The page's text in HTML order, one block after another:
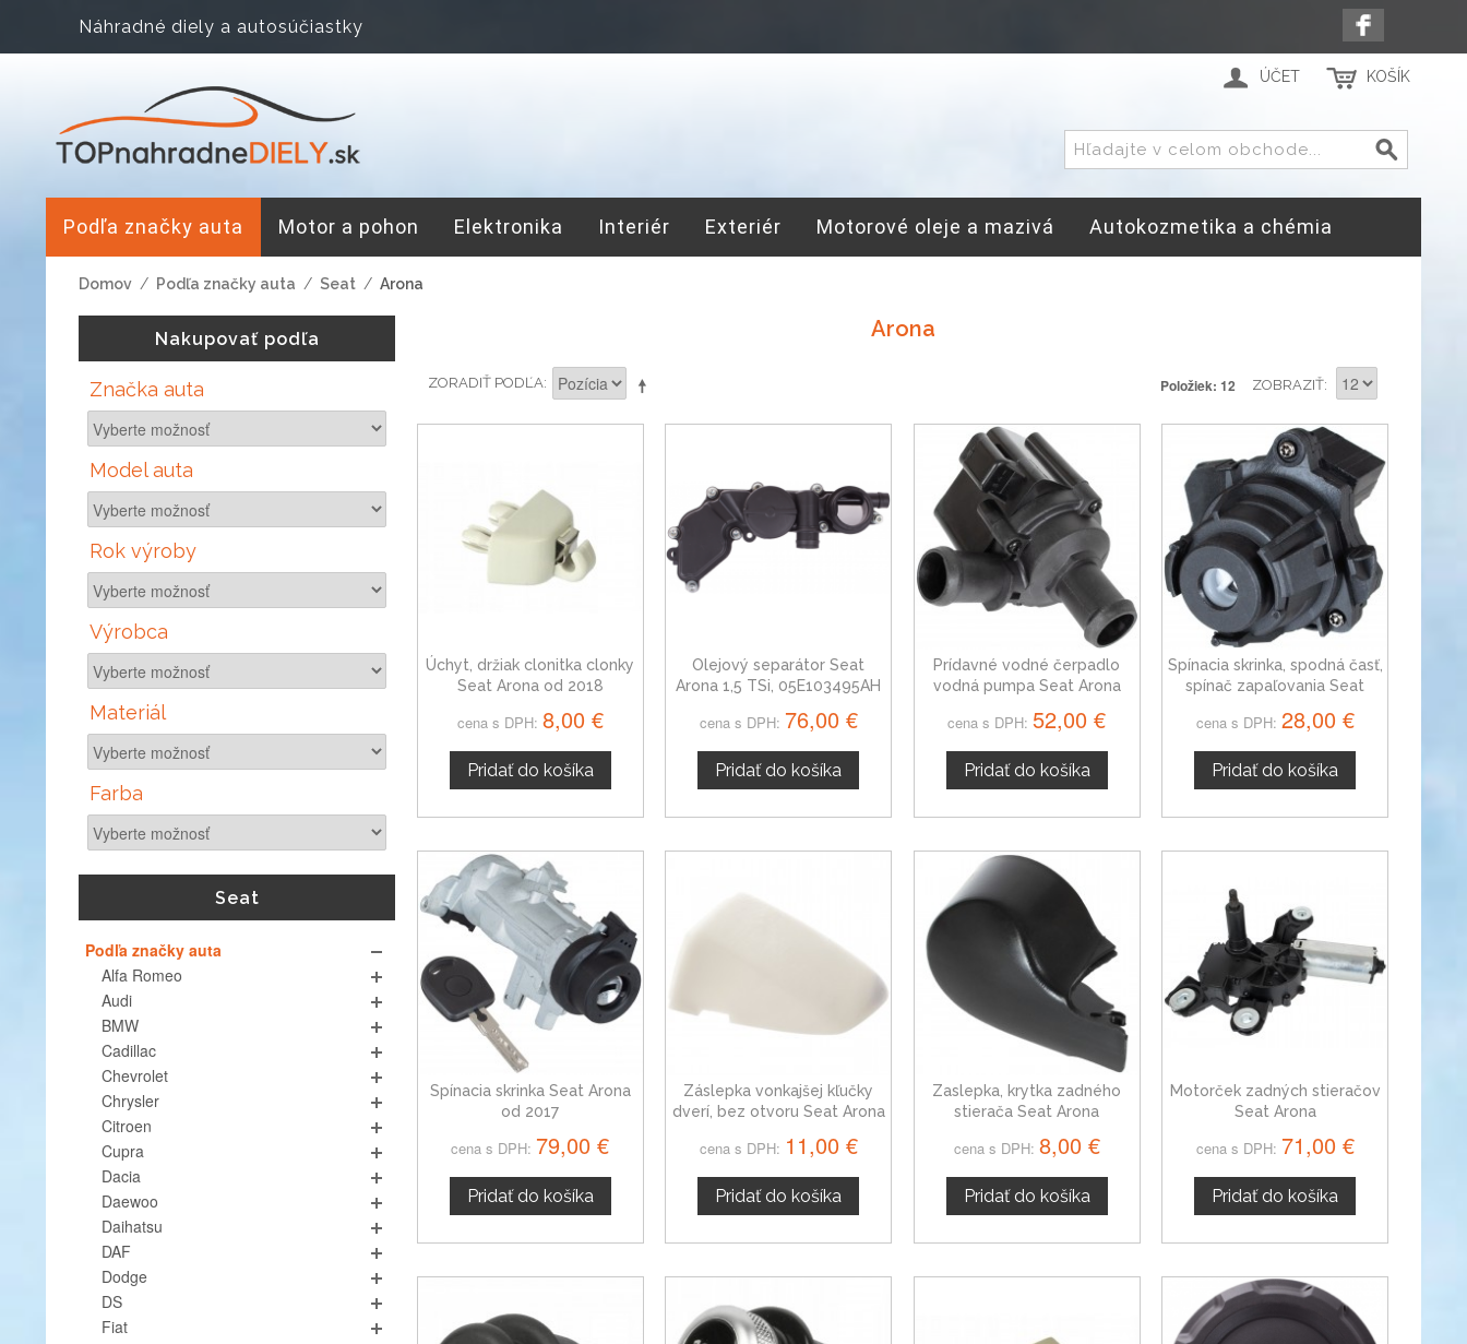
Náhradné diely a autosúčiastky
ÚČET KOŠÍK
Podľa značky auta Motor a pohon Elektronika Interiér Exteriér Motorové oleje a mazivá Autokozmetika a chémia
Domov / Podľa značky auta / Seat / Arona
Nakupovať podľa
Značka auta
Model auta
Rok výroby
Výrobca
Materiál
Farba
Arona
ZORADIŤ PODĽA Položiek: 12 ZOBRAZIŤ
Úchyt, držiak clonitka clonky
Seat Arona od 2018
cena s DPH: 8,00 €
Pridať do košíka
Olejový separátor Seat
Arona 1,5 TSi, 05E103495AH
cena s DPH: 76,00 €
Pridať do košíka
Prídavné vodné čerpadlo
vodná pumpa Seat Arona
cena s DPH: 52,00 €
Pridať do košíka
Spínacia skrinka, spodná časť,
spínač zapaľovania Seat
cena s DPH: 28,00 €
Pridať do košíka
Spínacia skrinka Seat Arona
od 2017
cena s DPH: 79,00 €
Pridať do košíka
Záslepka vonkajšej kľučky
dverí, bez otvoru Seat Arona
cena s DPH: 11,00 €
Pridať do košíka
Zaslepka, krytka zadného
stierača Seat Arona
cena s DPH: 8,00 €
Pridať do košíka
Motorček zadných stieračov
Seat Arona
cena s DPH: 71,00 €
Pridať do košíka
Seat
Podľa značky auta
Alfa Romeo
Audi
BMW
Cadillac
Chevrolet
Chrysler
Citroen
Cupra
Dacia
Daewoo
Daihatsu
DAF
Dodge
DS
Fiat